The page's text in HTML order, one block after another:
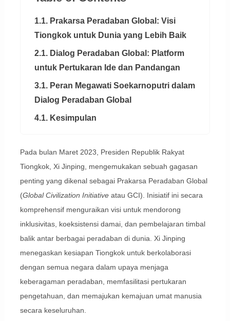
1.1. Prakarsa Peradaban Global: Visi
Tiongkok untuk Dunia yang Lebih Baik
2.1. Dialog Peradaban Global: Platform
untuk Pertukaran Ide dan Pandangan
3.1. Peran Megawati Soekarnoputri dalam
Dialog Peradaban Global
4.1. Kesimpulan
Pada bulan Maret 2023, Presiden Republik Rakyat
Tiongkok, Xi Jinping, mengemukakan sebuah gagasan
penting yang dikenal sebagai Prakarsa Peradaban Global
(Global Civilization Initiativeatau GCI). Inisiatif ini secara
komprehensif menguraikan visi untuk mendorong
inklusivitas, koeksistensi damai, dan pembelajaran timbal
balik antar berbagai peradaban di dunia. Xi Jinping
menegaskan kesiapan Tiongkok untuk berkolaborasi
dengan semua negara dalam upaya menjaga
keberagaman peradaban, memfasilitasi pertukaran
pengetahuan, dan memajukan kemajuan umat manusia
secara keseluruhan.